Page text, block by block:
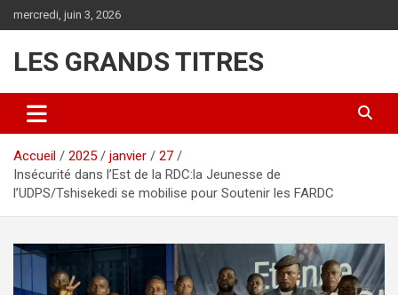
au
mercredi, juin 3, 2026
LES GRANDS TITRES
Accueil 2025 janvier
27
Insécurité dans l’Est de la RDC:la Jeunesse de
l’UDPS/Tshisekedi se mobilise pour Soutenir les FARDC